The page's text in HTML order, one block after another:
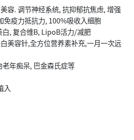
容. 调节神经系统, 抗抑郁抗焦虑, 增强
免疫力抵抗力, 100%吸收入细胞
白, 复合维B, LipoB活力/减肥
美容针,全方位营养素补充,一月一次远
年痴呆, 巴金森氏症等
入